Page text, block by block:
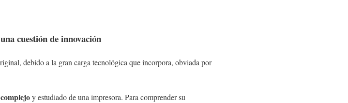
cuestión de innovación
debido a la gran carga tecnológica que incorpora, obviada por
y estudiado de una impresora. Para comprender su